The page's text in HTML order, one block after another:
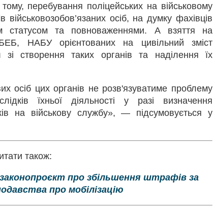
перебування поліцейських на військовому
військовозобов’язаних осіб, на думку фахівців
статусом та повноваженнями. А взяття на
НАБУ орієнтованих на цивільний зміст
створення таких органів та наділення їх
осіб цих органів не розв'язуватиме проблему
їхньої діяльності у разі визначення
на військову службу», — підсумовується у
також:
про збільшення штрафів за
про мобілізацію